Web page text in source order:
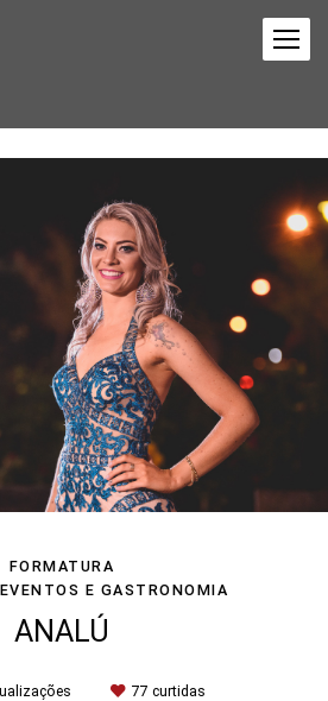
FORMATURA
E GASTRONOMIA
ANALÚ
77 curtidas